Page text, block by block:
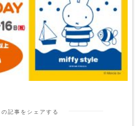
の記事をシェアする